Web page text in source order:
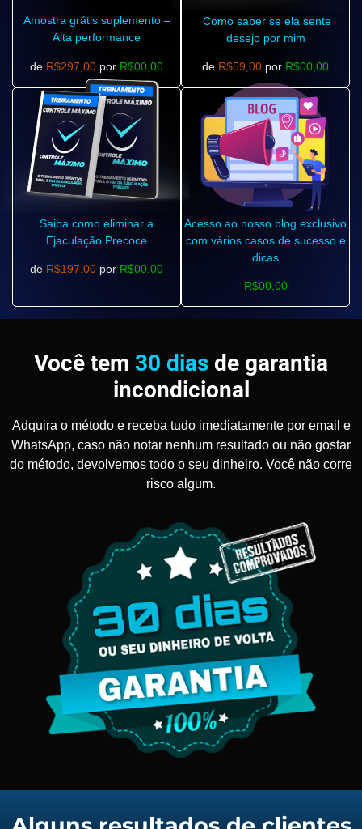
Amostra grátis suplemento –
Alta performance
de R$297,00 por R$00,00
Como saber se ela sente
desejo por mim
de R$59,00 por R$00,00
Saiba como eliminar a
Ejaculação Precoce
de R$197,00 por R$00,00
Acesso ao nosso blog exclusivo
com vários casos de sucesso e
dicas
R$00,00
Você tem 30 dias de garantia
incondicional
Adquira o método e receba tudo imediatamente por email e
WhatsApp, caso não notar nenhum resultado ou não gostar
do método, devolvemos todo o seu dinheiro. Você não corre
risco algum.